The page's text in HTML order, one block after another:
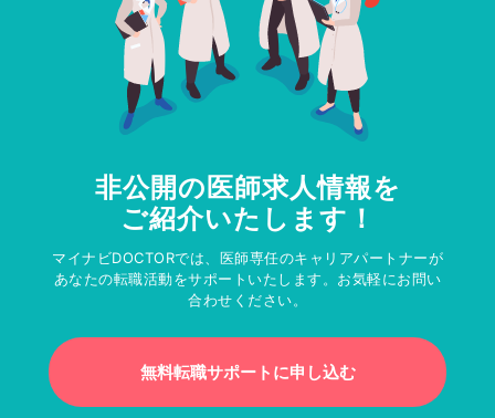
非公開の医師求人情報を
ご紹介いたします！
マイナビDOCTORでは、医師専任のキャリアパートナーが
あなたの転職活動をサポートいたします。お気軽にお問い
合わせください。
無料転職サポートに申し込む